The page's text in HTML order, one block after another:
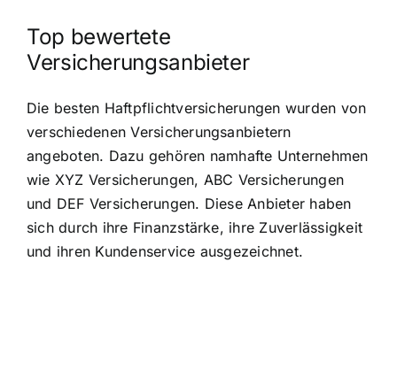
Top bewertete
Versicherungsanbieter
Die besten Haftpflichtversicherungen wurden von
verschiedenen Versicherungsanbietern
angeboten. Dazu gehören namhafte Unternehmen
wie XYZ Versicherungen, ABC Versicherungen
und DEF Versicherungen. Diese Anbieter haben
sich durch ihre Finanzstärke, ihre Zuverlässigkeit
und ihren Kundenservice ausgezeichnet.